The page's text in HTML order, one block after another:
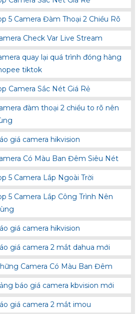
5 Camera Đàm Thoại 2 Chiều Rõ
Check Var Live Stream
quay lại quá trình đóng hàng
tiktok
Camera Sắc Nét Giá Rẻ
đàm thoại 2 chiều to rõ nên
giá camera hikvision
Có Màu Ban Đêm Siêu Nét
5 Camera Lắp Ngoài Trời
5 Camera Lắp Công Trình Nên
giá camera hikvision
giá camera 2 mắt dahua mới
Camera Có Màu Ban Đêm
báo giá camera kbvision mới
giá camera 2 mắt imou